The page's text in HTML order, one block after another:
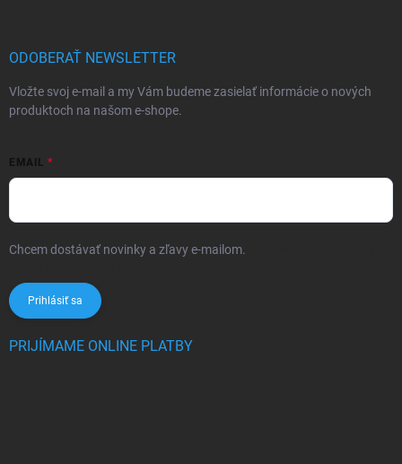
ODOBERAŤ NEWSLETTER
Vložte svoj e-mail a my Vám budeme zasielať informácie o nových
produktoch na našom e-shope.
EMAIL
Chcem dostávať novinky a zľavy e-mailom.
Prihlásiť sa
PRIJÍMAME ONLINE PLATBY